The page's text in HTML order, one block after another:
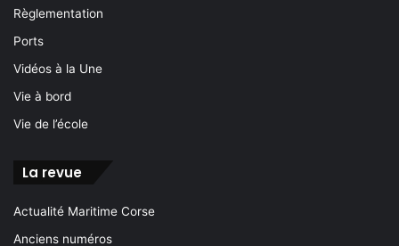
Règlementation
Ports
Vidéos à la Une
Vie à bord
Vie de l’école
La revue
Actualité Maritime Corse
Anciens numéros